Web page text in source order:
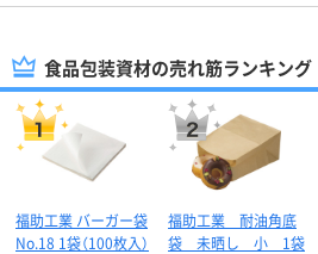
食品包装資材の売れ筋ランキング
福助工業 バーガー袋
No.18 1袋（100枚入）
福助工業 耐油角底
袋 未晒し 小 1袋